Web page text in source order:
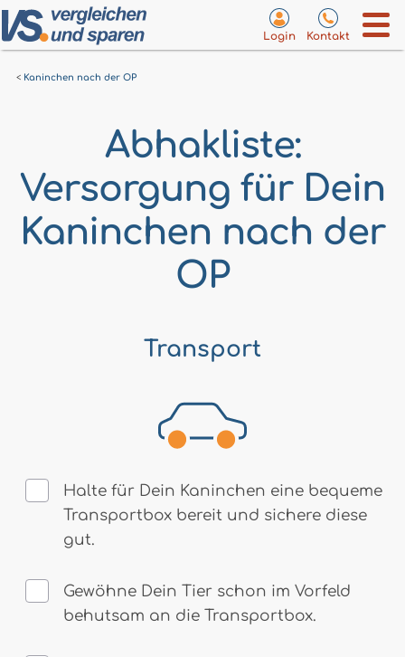
Login Kontakt
Kaninchen nach der OP
Abhakliste:
Versorgung für Dein
Kaninchen nach der
OP
Transport
Halte für Dein Kaninchen eine bequeme
Transportbox bereit und sichere diese
gut.
Gewöhne Dein Tier schon im Vorfeld
behutsam an die Transportbox.